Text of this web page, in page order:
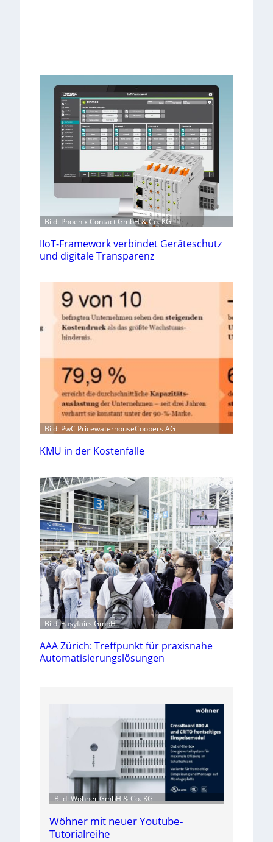
Bild: Phoenix Contact GmbH & Co. KG
IIoT-Framework verbindet Geräteschutz
und digitale Transparenz
Bild: PwC PricewaterhouseCoopers AG
KMU in der Kostenfalle
Bild: Easyfairs GmbH
AAA Zürich: Treffpunkt für praxisnahe
Automatisierungslösungen
Bild: Wöhner GmbH & Co. KG
Wöhner mit neuer Youtube-
Tutorialreihe